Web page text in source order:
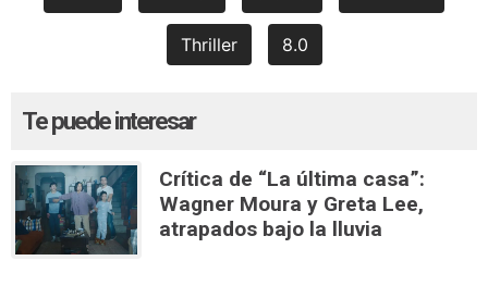
Thriller 8.0
Te puede interesar
Crítica de “La última casa”:
Wagner Moura y Greta Lee,
atrapados bajo la lluvia